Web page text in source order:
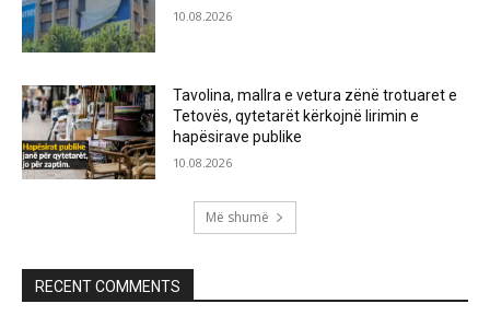
10.08.2026
Tavolina, mallra e vetura zënë trotuaret e
Tetovës, qytetarët kërkojnë lirimin e
hapësirave publike
10.08.2026
Më shumë
RECENT COMMENTS